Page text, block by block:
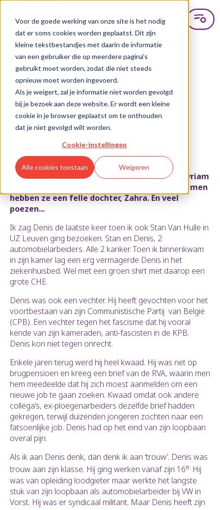
Voor de goede werking van onze site is het nodig
dat er soms cookies worden geplaatst. Dit zijn
kleine tekstbestandjes met daarin de informatie
van een gebruiker die op meerdere pagina's
gebruikt moet worden, zodat die niet steeds
opnieuw moet worden ingevoerd.
Als je weigert, zal je informatie niet worden gevolgd
bij je bezoek aan deze website. Er wordt een kleine
cookie in je browser geplaatst om te onthouden
dat je niet gevolgd wilt worden.
Cookie-instellingen
Alle cookies toestaan Weigeren
Denis, slaap zacht.
14 juni 2019
Woensdag 12 juni is Denis Van Hoef om 20u
overleden.
Denis huwde nog enkele weken terug met Myriam
Van Biervliet, zijn partner sinds vele jaren. Samen
hebben ze een felle dochter, Zahra. En veel
poezen...
Ik zag Denis de laatste keer toen ik ook Stan Van Hulle in
UZ Leuven ging bezoeken. Stan en Denis, 2
automobielarbeiders. Alle 2 kanker. Toen ik binnenkwam
in zijn kamer lag een erg vermagerde Denis in het
ziekenhuisbed. Wel met een groen shirt met daarop een
grote CHE.
Denis was ook een vechter. Hij heeft gevochten voor het
voortbestaan van zijn Communistische Partij van België
(CPB). Een vechter tegen het fascisme dat hij vooral
kende van zijn kameraden, anti-fascisten in de KPB.
Denis kon niet tegen onrecht.
Enkele jaren terug werd hij heel kwaad. Hij was net op
brugpensioen en kreeg een brief van de RVA, waarin men
hem meedeelde dat hij zich moest aanmelden om een
nieuwe job te gaan zoeken. Kwaad omdat ook andere
collega’s, ex-ploegenarbeiders dezelfde brief hadden
gekregen, terwijl duizenden jongeren zochten naar een
fatsoenlijke job. Denis had op het eind van zijn loopbaan
overal pijn.
Als ik aan Denis denk, dan denk ik aan ‘trouw’. Denis was
trouw aan zijn klasse. Hij ging werken vanaf zijn 16e. Hij
was van opleiding loodgieter maar werkte het langste
stuk van zijn loopbaan als automobielarbeider bij VW in
Vorst. Hij was er syndicaal militant. Maar Denis heeft zijn